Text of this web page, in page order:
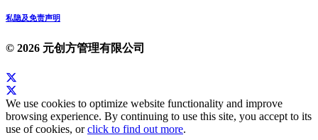
私隐及免责声明
© 2026 元创方管理有限公司
We use cookies to optimize website functionality and improve
browsing experience. By continuing to use this site, you accept to its
use of cookies, orclick to find out more.